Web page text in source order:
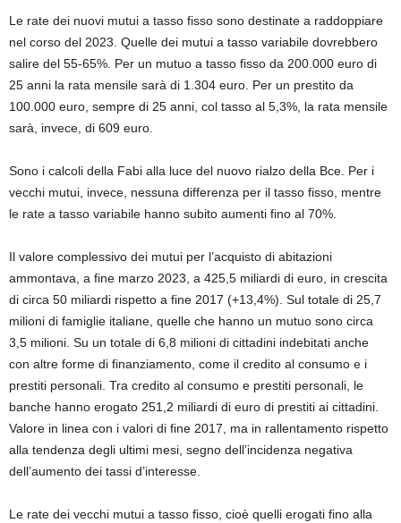
Le rate dei nuovi mutui a tasso fisso sono destinate a raddoppiare
nel corso del 2023. Quelle dei mutui a tasso variabile dovrebbero
salire del 55-65%. Per un mutuo a tasso fisso da 200.000 euro di
25 anni la rata mensile sarà di 1.304 euro. Per un prestito da
100.000 euro, sempre di 25 anni, col tasso al 5,3%, la rata mensile
sarà, invece, di 609 euro.
Sono i calcoli della Fabi alla luce del nuovo rialzo della Bce. Per i
vecchi mutui, invece, nessuna differenza per il tasso fisso, mentre
le rate a tasso variabile hanno subito aumenti fino al 70%.
Il valore complessivo dei mutui per l’acquisto di abitazioni
ammontava, a fine marzo 2023, a 425,5 miliardi di euro, in crescita
di circa 50 miliardi rispetto a fine 2017 (+13,4%). Sul totale di 25,7
milioni di famiglie italiane, quelle che hanno un mutuo sono circa
3,5 milioni. Su un totale di 6,8 milioni di cittadini indebitati anche
con altre forme di finanziamento, come il credito al consumo e i
prestiti personali. Tra credito al consumo e prestiti personali, le
banche hanno erogato 251,2 miliardi di euro di prestiti ai cittadini.
Valore in linea con i valori di fine 2017, ma in rallentamento rispetto
alla tendenza degli ultimi mesi, segno dell’incidenza negativa
dell’aumento dei tassi d’interesse.
Le rate dei vecchi mutui a tasso fisso, cioè quelli erogati fino alla